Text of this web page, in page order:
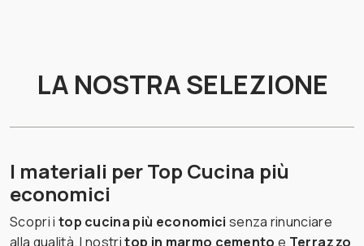
LA NOSTRA SELEZIONE
I materiali per Top Cucina più
economici
Scopri i top cucina più economici senza rinunciare
alla qualità. I nostritop in marmo cemento e Terrazzo